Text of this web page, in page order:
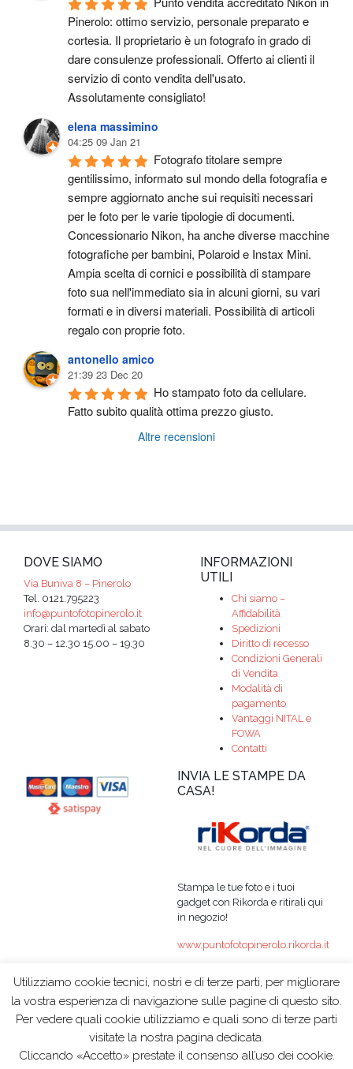
Pinerolo: ottimo servizio, personale preparato e
cortesia. Il proprietario è un fotografo in grado di
dare consulenze professionali. Offerto ai clienti il
servizio di conto vendita dell'usato.
Assolutamente consigliato!
elena massimino
04:25 09 Jan 21
Fotografo titolare sempre
gentilissimo, informato sul mondo della fotografia e
sempre aggiornato anche sui requisiti necessari
per le foto per le varie tipologie di documenti.
Concessionario Nikon, ha anche diverse macchine
fotografiche per bambini, Polaroid e Instax Mini.
Ampia scelta di cornici e possibilità di stampare
foto sua nell'immediato sia in alcuni giorni, su vari
formati e in diversi materiali. Possibilità di articoli
regalo con proprie foto.
antonello amico
21:39 23 Dec 20
Ho stampato foto da cellulare.
Fatto subito qualità ottima prezzo giusto.
Altre recensioni
DOVE SIAMO
Via Buniva 8 – Pinerolo
Tel. 0121.795223
info@puntofotopinerolo.it
Orari: dal martedì al sabato
8.30 – 12.30 15.00 – 19.30
INFORMAZIONI
UTILI
Chi siamo –
Affidabilità
Spedizioni
Diritto di recesso
Condizioni Generali
di Vendita
Modalità di
pagamento
Vantaggi NITAL e
FOWA
Contatti
INVIA LE STAMPE DA
CASA!
Stampa le tue foto e i tuoi
gadget con Rikorda e ritirali qui
in negozio!
www.puntofotopinerolo.rikorda.it
© 2015 PUNTO FOTO P.IVA 06980680018
Utilizziamo cookie tecnici, nostri e di terze parti, per migliorare
la vostra esperienza di navigazione sulle pagine di questo sito.
Per vedere quali cookie utilizziamo e quali sono di terze parti
visitate la nostra pagina dedicata.
Cliccando «Accetto» prestate il consenso all’uso dei cookie.